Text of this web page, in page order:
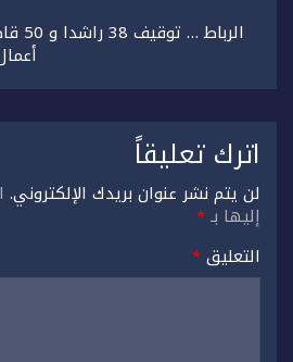
اترك تعليقاً
لن يتم نشر عنوان بريدك الإلكتروني.
إليها بـ*
التعليق*